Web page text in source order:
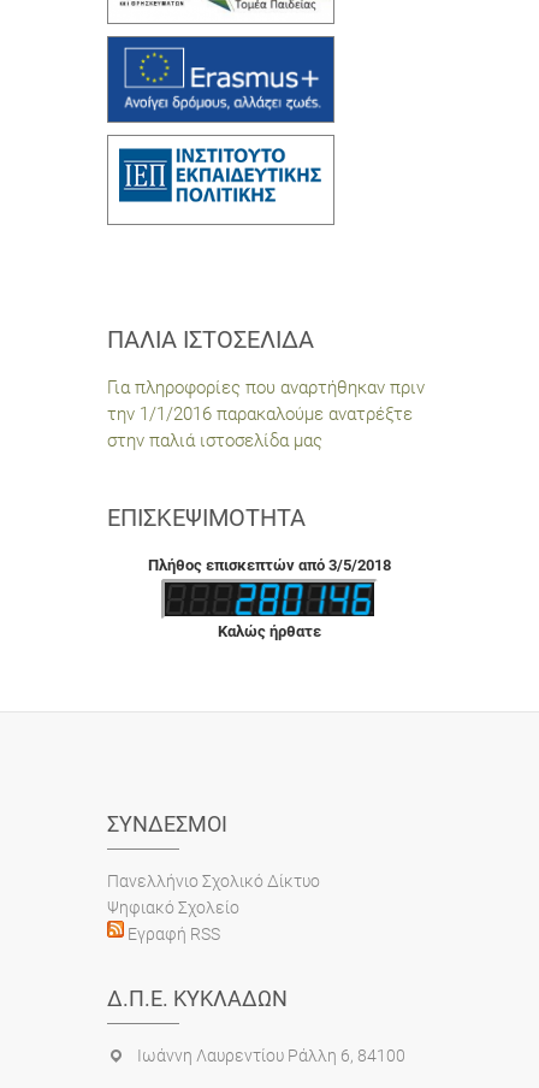
ΠΑΛΙΆ ΙΣΤΟΣΕΛΊΔΑ
Για πληροφορίες που αναρτήθηκαν πριν
την 1/1/2016 παρακαλούμε ανατρέξτε
στην παλιά ιστοσελίδα μας
ΕΠΙΣΚΕΨΙΜΌΤΗΤΑ
Πλήθος επισκεπτών από 3/5/2018
Καλώς ήρθατε
ΣΎΝΔΕΣΜΟΙ
Πανελλήνιο Σχολικό Δίκτυο
Ψηφιακό Σχολείο
Εγραφή RSS
Δ.Π.Ε. ΚΥΚΛΆΔΩΝ
Ιωάννη Λαυρεντίου Ράλλη 6, 84100